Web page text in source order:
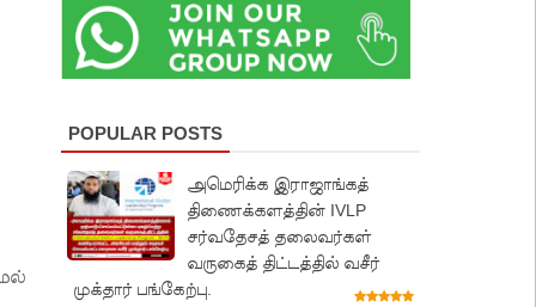
POPULAR POSTS
அமெரிக்க இராஜாங்கத்
திணைக்களத்தின் IVLP
சர்வதேசத் தலைவர்கள்
வருகைத் திட்டத்தில் வசீர்
முக்தார் பங்கேற்பு.